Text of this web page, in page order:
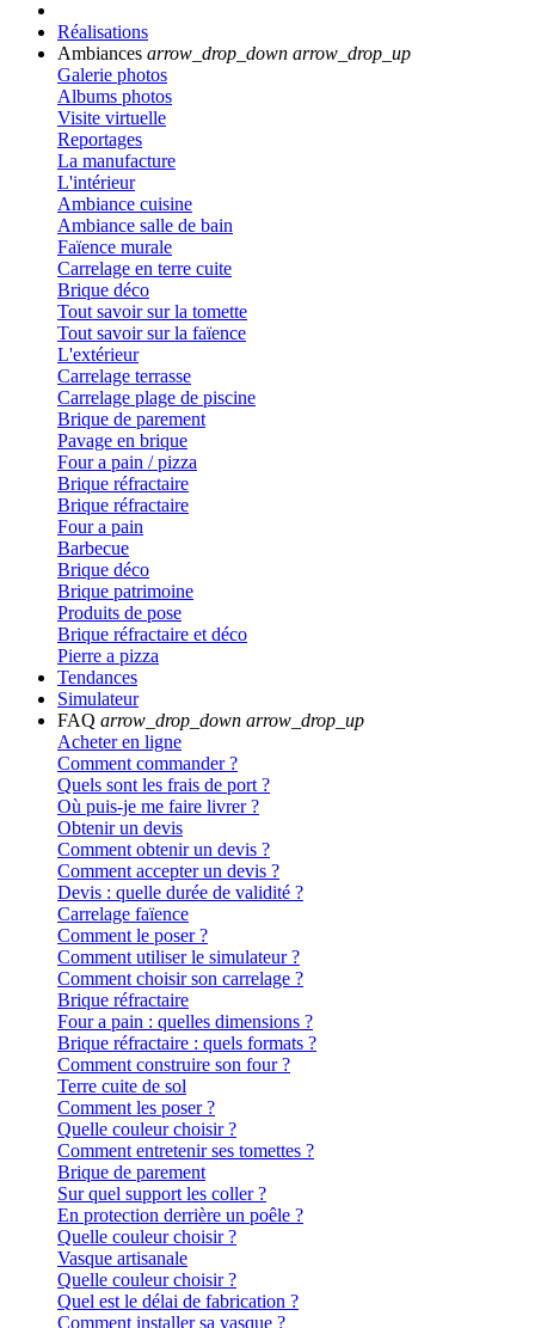
Réalisations
Ambiances arrow_drop_down arrow_drop_up
Galerie photos
Albums photos
Visite virtuelle
Reportages
La manufacture
L'intérieur
Ambiance cuisine
Ambiance salle de bain
Faïence murale
Carrelage en terre cuite
Brique déco
Tout savoir sur la tomette
Tout savoir sur la faïence
L'extérieur
Carrelage terrasse
Carrelage plage de piscine
Brique de parement
Pavage en brique
Four a pain / pizza
Brique réfractaire
Brique réfractaire
Four a pain
Barbecue
Brique déco
Brique patrimoine
Produits de pose
Brique réfractaire et déco
Pierre a pizza
Tendances
Simulateur
FAQ arrow_drop_down arrow_drop_up
Acheter en ligne
Comment commander ?
Quels sont les frais de port ?
Où puis-je me faire livrer ?
Obtenir un devis
Comment obtenir un devis ?
Comment accepter un devis ?
Devis : quelle durée de validité ?
Carrelage faïence
Comment le poser ?
Comment utiliser le simulateur ?
Comment choisir son carrelage ?
Brique réfractaire
Four a pain : quelles dimensions ?
Brique réfractaire : quels formats ?
Comment construire son four ?
Terre cuite de sol
Comment les poser ?
Quelle couleur choisir ?
Comment entretenir ses tomettes ?
Brique de parement
Sur quel support les coller ?
En protection derrière un poêle ?
Quelle couleur choisir ?
Vasque artisanale
Quelle couleur choisir ?
Quel est le délai de fabrication ?
Comment installer sa vasque ?